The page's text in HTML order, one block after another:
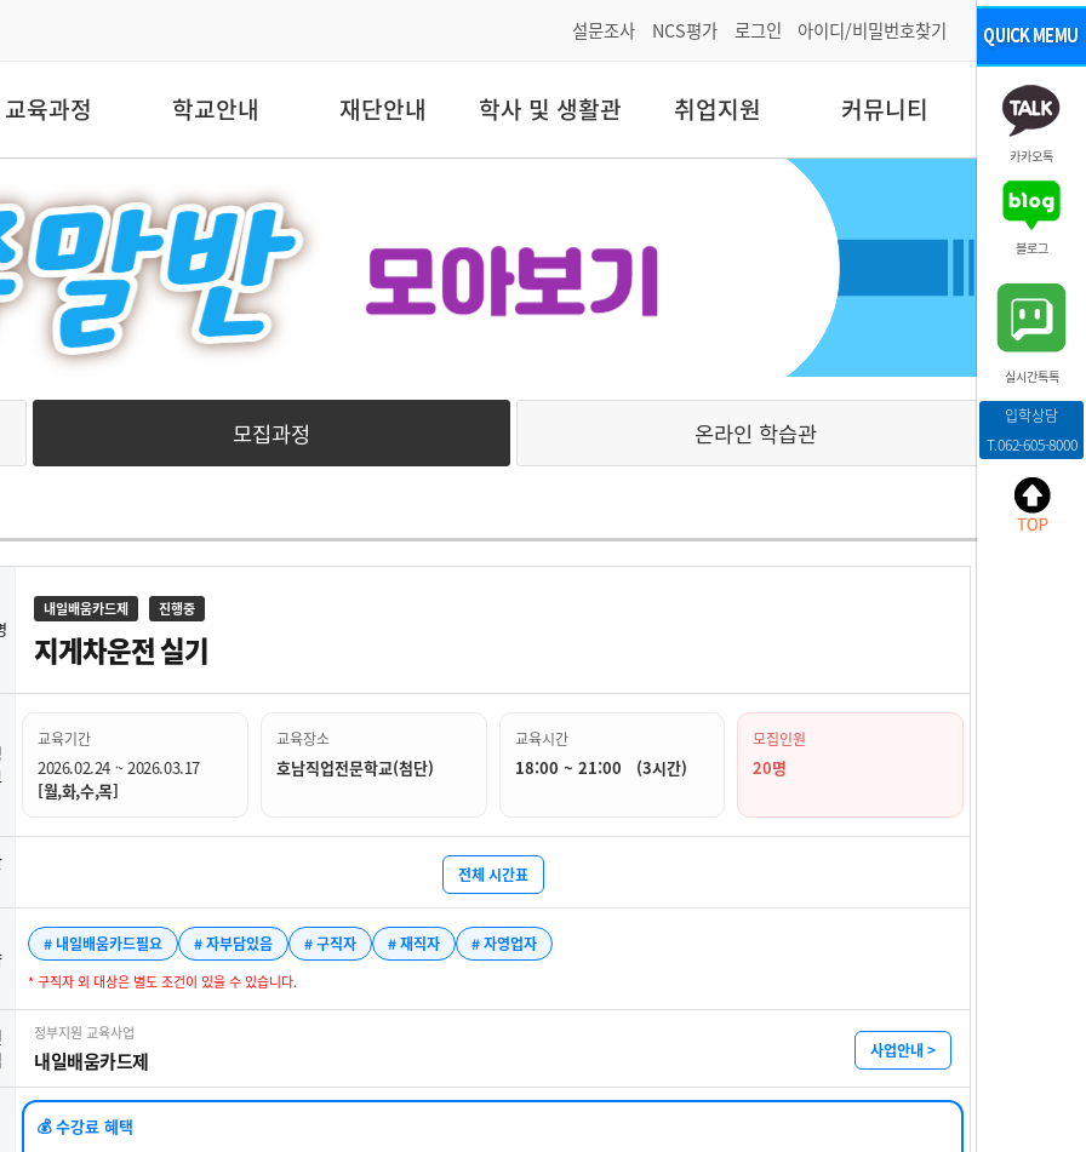
설문조사 NCS평가 로그인 아이디/비밀번호찾기
교육과정 학교안내 재단안내 학사 및 생활관 취업지원 커뮤니티
모집과정 온라인 학습관
내일배움카드제 진행중
지게차운전 실기
교육기간
2026.02.24 ~ 2026.03.17
[월,화,수,목]
교육장소
호남직업전문학교(첨단)
교육시간
18:00 ~ 21:00 (3시간)
모집인원
20명
전체 시간표
# 내일배움카드필요 # 자부담있음 # 구직자 # 재직자 # 자영업자
* 구직자 외 대상은 별도 조건이 있을 수 있습니다.
정부지원 교육사업
내일배움카드제 사업안내 >
💰 수강료 혜택
카카오톡
블로그
실시간톡톡
입학상담
T.062-605-8000